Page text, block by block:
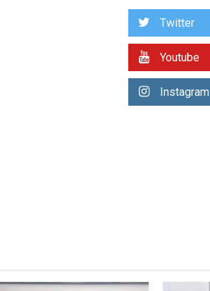
3
4
Twitter
Youtube
Instagram